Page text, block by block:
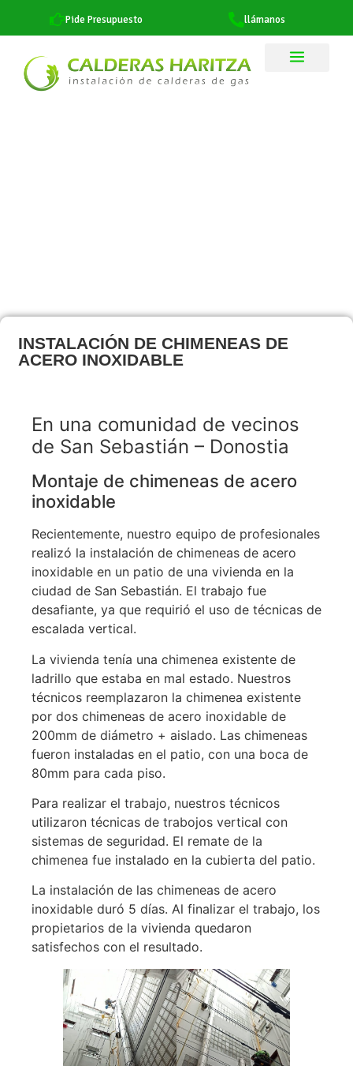
Pide Presupuesto llámanos
INSTALACIÓN DE CHIMENEAS DE
ACERO INOXIDABLE
En una comunidad de vecinos
de San Sebastián – Donostia
Montaje de chimeneas de acero
inoxidable
Recientemente, nuestro equipo de profesionales
realizó la instalación de chimeneas de acero
inoxidable en un patio de una vivienda en la
ciudad de San Sebastián. El trabajo fue
desafiante, ya que requirió el uso de técnicas de
escalada vertical.
La vivienda tenía una chimenea existente de
ladrillo que estaba en mal estado. Nuestros
técnicos reemplazaron la chimenea existente
por dos chimeneas de acero inoxidable de
200mm de diámetro + aislado. Las chimeneas
fueron instaladas en el patio, con una boca de
80mm para cada piso.
Para realizar el trabajo, nuestros técnicos
utilizaron técnicas de trabojos vertical con
sistemas de seguridad. El remate de la
chimenea fue instalado en la cubierta del patio.
La instalación de las chimeneas de acero
inoxidable duró 5 días. Al finalizar el trabajo, los
propietarios de la vivienda quedaron
satisfechos con el resultado.